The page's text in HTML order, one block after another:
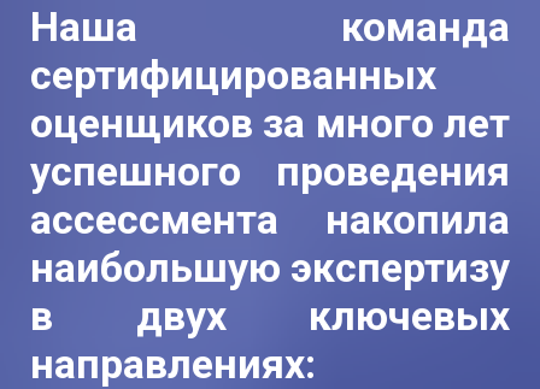
Наша команда
сертифицированных
оценщиков за много лет
успешного проведения
ассессмента накопила
наибольшую экспертизу
в двух ключевых
направлениях: